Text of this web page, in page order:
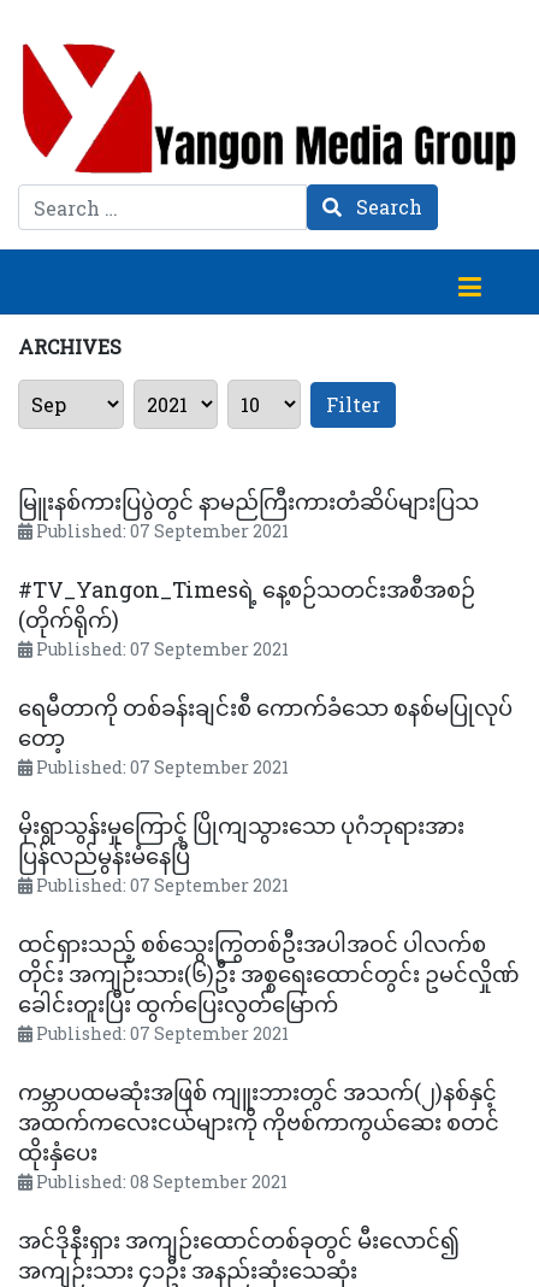
Search Search
ARCHIVES
Filter
မြူးနစ်ကားပြပွဲတွင် နာမည်ကြီးကားတံဆိပ်များပြသ
Published: 07 September 2021
#TV_Yangon_Timesရဲ့ နေ့စဉ်သတင်းအစီအစဉ်
(တိုက်ရိုက်)
Published: 07 September 2021
ရေမီတာကို တစ်ခန်းချင်းစီ ကောက်ခံသော စနစ်မပြုလုပ်
တော့
Published: 07 September 2021
မိုးရွာသွန်းမှုကြောင့် ပြိုကျသွားသော ပုဂံဘုရားအား
ပြန်လည်မွန်းမံနေပြီ
Published: 07 September 2021
ထင်ရှားသည့် စစ်သွေးကြွတစ်ဦးအပါအဝင် ပါလက်စ
တိုင်း အကျဉ်းသား(၆)ဦး အစ္စရေးထောင်တွင်း ဥမင်လှိုဏ်
ခေါင်းတူးပြီး ထွက်ပြေးလွတ်မြောက်
Published: 07 September 2021
ကမ္ဘာပထမဆုံးအဖြစ် ကျူးဘားတွင် အသက်(၂)နစ်နှင့်
အထက်ကလေးငယ်များကို ကိုဗစ်ကာကွယ်ဆေး စတင်
ထိုးနှံပေး
Published: 08 September 2021
အင်ဒိုနီးရှား အကျဉ်းထောင်တစ်ခုတွင် မီးလောင်၍
အကျဉ်းသား ၄၁ဦး အနည်းဆုံးသေဆုံး